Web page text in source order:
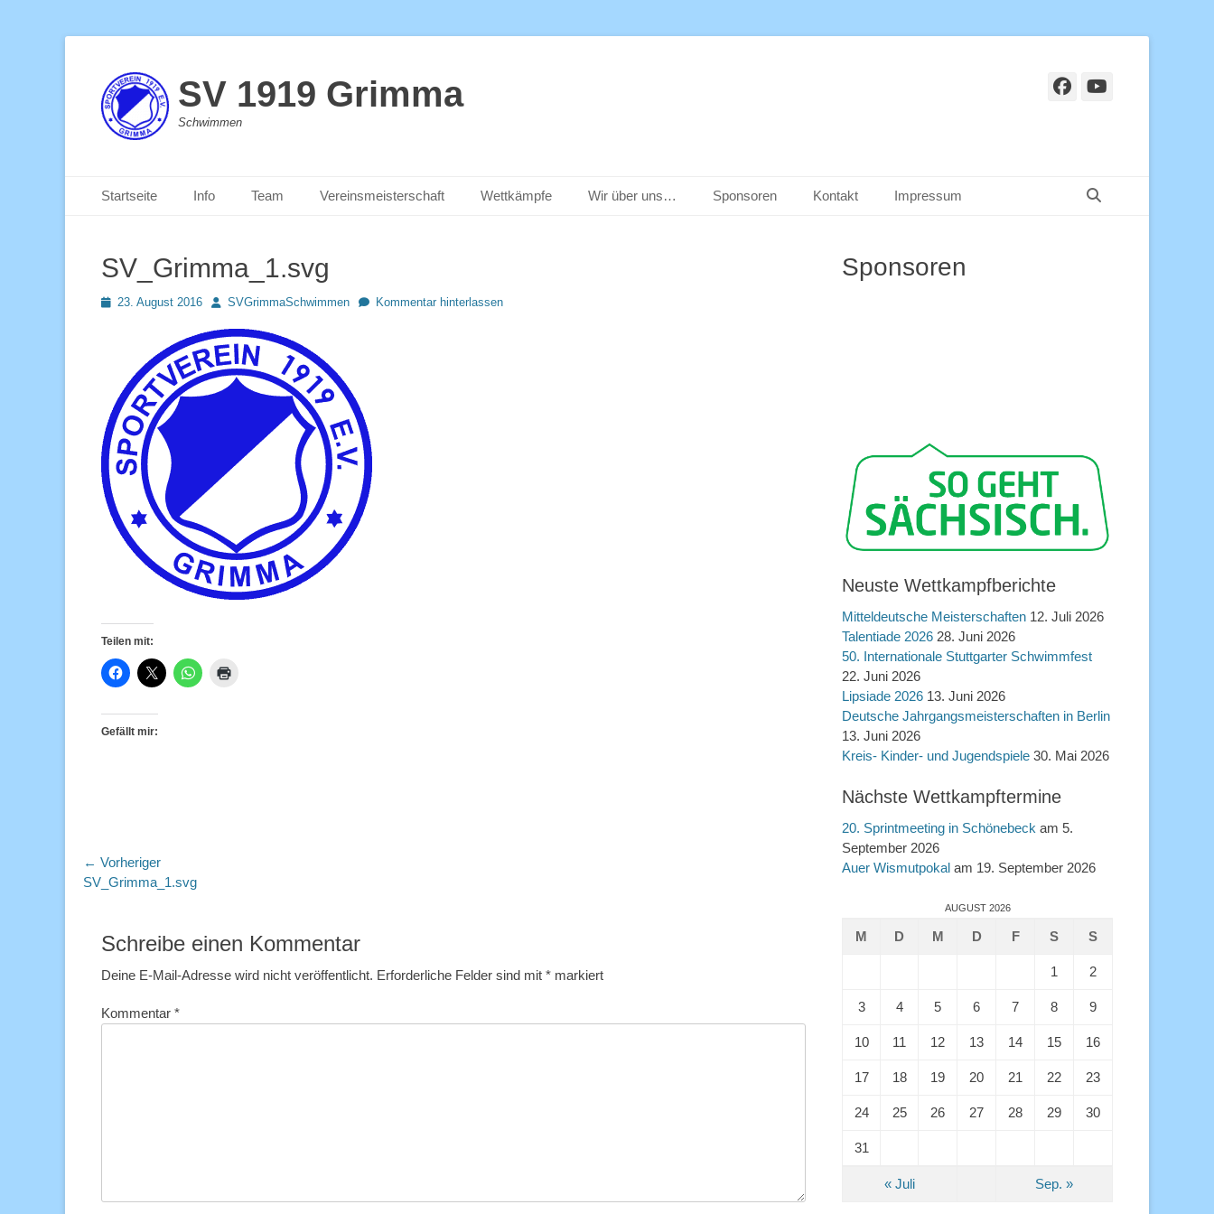
SV 1919 Grimma
Schwimmen
Facebook
Primäres Menü
Inhalt
Startseite Info Team Vereinsmeisterschaft Wettkämpfe Wir über uns… Sponsoren Kontakt Impressum
SV_Grimma_1.svg
Posted23. August 2016 AutorSVGrimmaSchwimmen Kommentar hinterlassen
Teilen mit:
Gefällt mir:
Beitragsnavigation
← Vorheriger
Vorheriger
SV_Grimma_1.svg
Schreibe einen Kommentar
Deine E-Mail-Adresse wird nicht veröffentlicht. Erforderliche Felder sind mit * markiert
Kommentar *
Sponsoren
Neuste Wettkampfberichte
Mitteldeutsche Meisterschaften 12. Juli 2026
Talentiade 2026 28. Juni 2026
50. Internationale Stuttgarter Schwimmfest
22. Juni 2026
Lipsiade 2026 13. Juni 2026
Deutsche Jahrgangsmeisterschaften in Berlin
13. Juni 2026
Kreis- Kinder- und Jugendspiele 30. Mai 2026
Nächste Wettkampftermine
20. Sprintmeeting in Schönebeck am 5.
September 2026
Auer Wismutpokal am 19. September 2026
AUGUST 2026
M D M D F S S
1 2
3 4 5 6 7 8 9
10 11 12 13 14 15 16
17 18 19 20 21 22 23
24 25 26 27 28 29 30
31
« Juli Sep. »